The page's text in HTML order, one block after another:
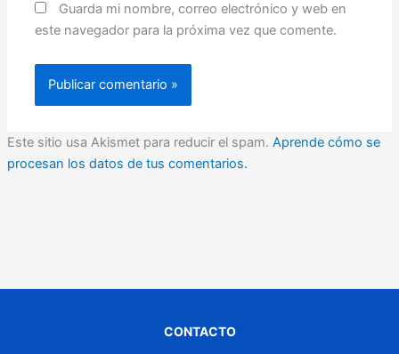
Guarda mi nombre, correo electrónico y web en
este navegador para la próxima vez que comente.
Este sitio usa Akismet para reducir el spam. Aprende cómo se
procesan los datos de tus comentarios.
CONTACTO